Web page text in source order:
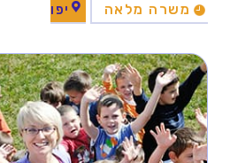
משרה מלאה יפו